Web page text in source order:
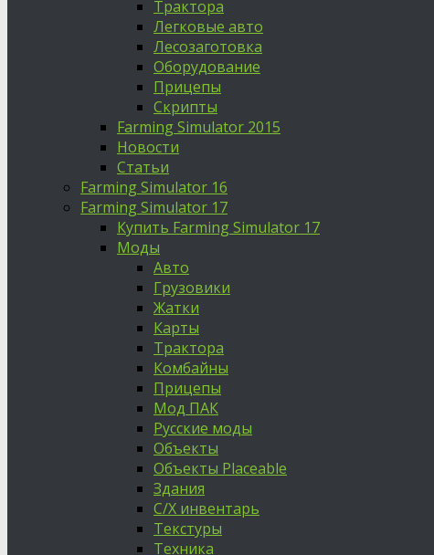
Трактора
Легковые авто
Лесозаготовка
Оборудование
Прицепы
Скрипты
Farming Simulator 2015
Новости
Статьи
Farming Simulator 16
Farming Simulator 17
Купить Farming Simulator 17
Моды
Авто
Грузовики
Жатки
Карты
Трактора
Комбайны
Прицепы
Мод ПАК
Русские моды
Объекты
Объекты Placeable
Здания
С/Х инвентарь
Текстуры
Техника